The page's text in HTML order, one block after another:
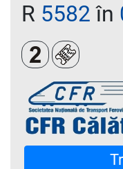
R 5582 în
Clasa a 2-a
Loc